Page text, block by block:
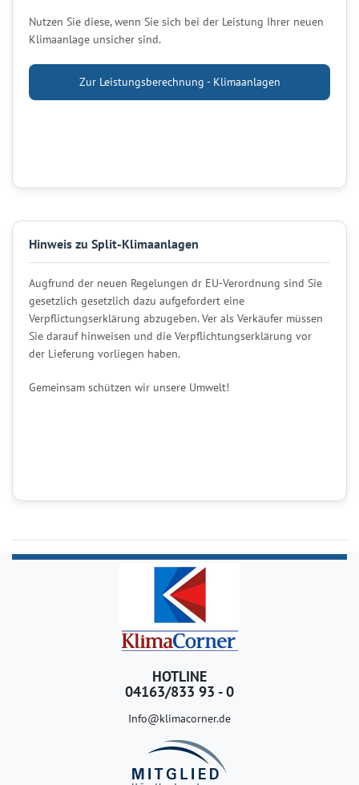
Nutzen Sie diese, wenn Sie sich bei der Leistung Ihrer neuen
Klimaanlage unsicher sind.
Zur Leistungsberechnung - Klimaanlagen
Hinweis zu Split-Klimaanlagen
Augfrund der neuen Regelungen dr EU-Verordnung sind Sie
gesetzlich gesetzlich dazu aufgefordert eine
Verpflictungserklärung abzugeben. Ver als Verkäufer müssen
Sie darauf hinweisen und die Verpflichtungserklärung vor
der Lieferung vorliegen haben.
Gemeinsam schützen wir unsere Umwelt!
HOTLINE
04163/833 93 - 0
Info@klimacorner.de